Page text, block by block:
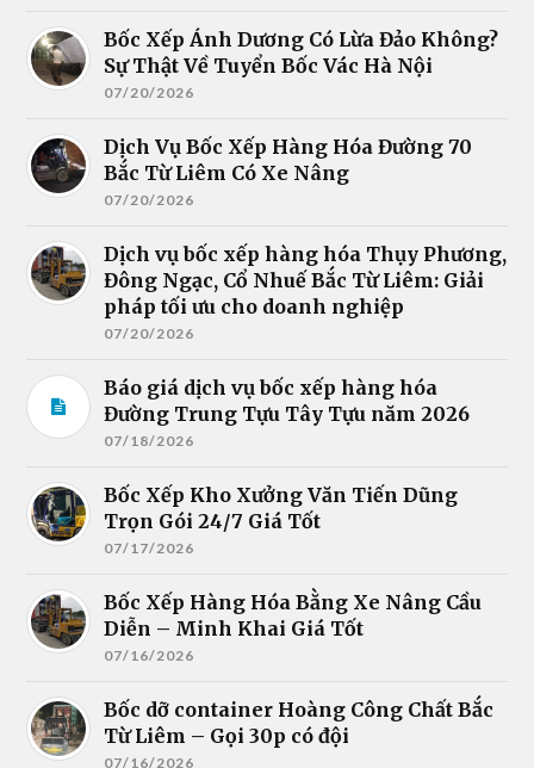
Bốc Xếp Ánh Dương Có Lừa Đảo Không?
Sự Thật Về Tuyển Bốc Vác Hà Nội
07/20/2026
Dịch Vụ Bốc Xếp Hàng Hóa Đường 70
Bắc Từ Liêm Có Xe Nâng
07/20/2026
Dịch vụ bốc xếp hàng hóa Thụy Phương,
Đông Ngạc, Cổ Nhuế Bắc Từ Liêm: Giải
pháp tối ưu cho doanh nghiệp
07/20/2026
Báo giá dịch vụ bốc xếp hàng hóa
Đường Trung Tựu Tây Tựu năm 2026
07/18/2026
Bốc Xếp Kho Xưởng Văn Tiến Dũng
Trọn Gói 24/7 Giá Tốt
07/17/2026
Bốc Xếp Hàng Hóa Bằng Xe Nâng Cầu
Diễn – Minh Khai Giá Tốt
07/16/2026
Bốc dỡ container Hoàng Công Chất Bắc
Từ Liêm – Gọi 30p có đội
07/16/2026